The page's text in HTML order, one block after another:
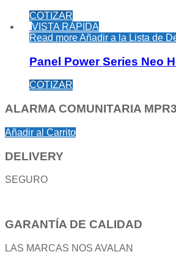
COTIZAR
VISTA RÁPIDA
Read moreAñadir a la Lista de
Panel Power Series Neo
COTIZAR
ALARMA COMUNITARIA MPR3
Añadir al Carrito
DELIVERY
SEGURO
GARANTÍA DE CALIDAD
LAS MARCAS NOS AVALAN